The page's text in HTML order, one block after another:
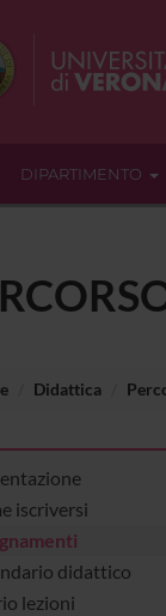
DIPARTIMENTO
Didattica
iscriversi
didattico
lezioni